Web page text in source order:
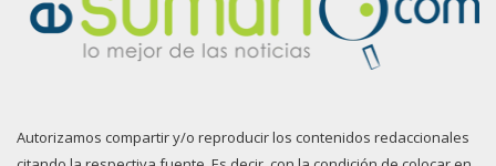
Autorizamos compartir y/o reproducir los contenidos redaccionales